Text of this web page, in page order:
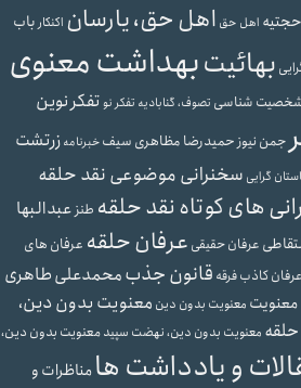
اهل حق اهل حق، یارسان اکنکارباب
بهائیتبهداشت معنوی
شخصیت شناسی تصوف، گنابادیه تفکر نوتفکر نوین
جمن نیوزحمیدرضا مظاهری سیفخبرنامهزرتشت
گرایی سخنرانی موضوعی نقد حلقه
های کوتاه نقد حلقه طنزعبدالبها
عرفان حقیقی عرفان حلقه عرفان های
عرفان کاذبفرقه قانون جذبمحمدعلی طاهری
معنویت معنویت بدون دین معنویت بدون دین،
معنویت بدون دین، نهضت سپیدمعنویت بدون دین،
و یادداشت هامناظرات و